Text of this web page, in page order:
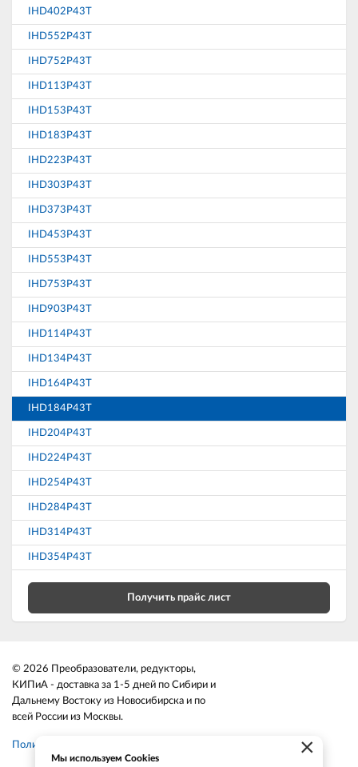
IHD402P43T
IHD552P43T
IHD752P43T
IHD113P43T
IHD153P43T
IHD183P43T
IHD223P43T
IHD303P43T
IHD373P43T
IHD453P43T
IHD553P43T
IHD753P43T
IHD903P43T
IHD114P43T
IHD134P43T
IHD164P43T
IHD184P43T
IHD204P43T
IHD224P43T
IHD254P43T
IHD284P43T
IHD314P43T
IHD354P43T
Получить прайс лист
© 2026 Преобразователи, редукторы,
КИПиА - доставка за 1-5 дней по Сибири и
Дальнему Востоку из Новосибирска и по
всей России из Москвы.
Политика конфиденциальности ×
Мы используем Cookies